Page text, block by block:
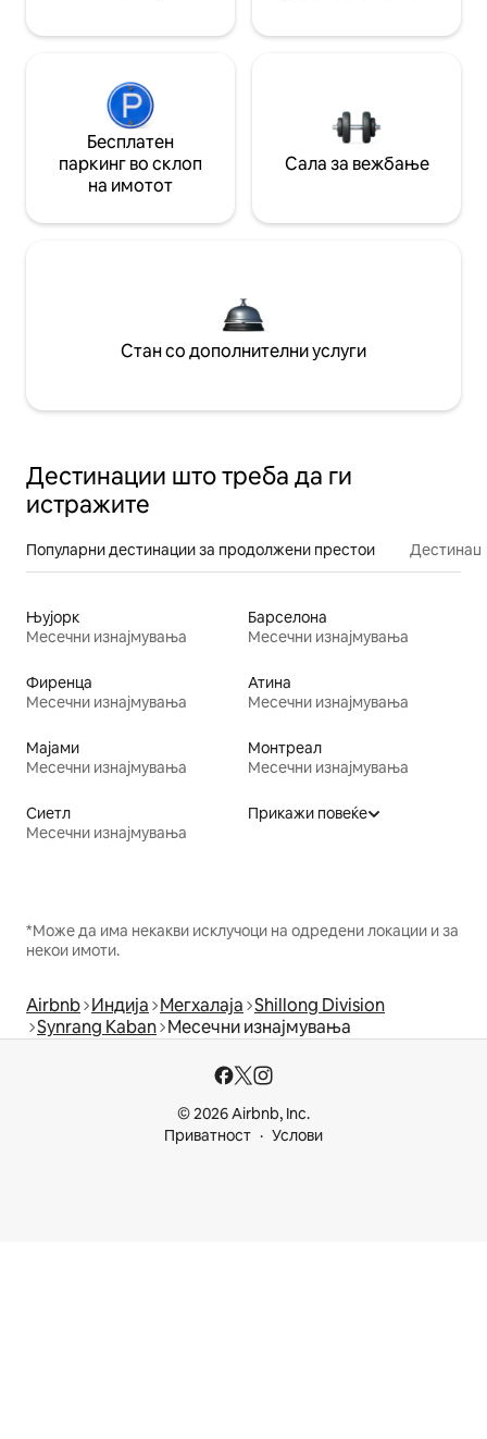
Бесплатен
паркинг во склоп
на имотот
Сала за вежбање
Стан со дополнителни услуги
Дестинации што треба да ги
истражите
Популарни дестинации за продолжени престои
Њујорк
Месечни изнајмувања
Барселона
Месечни изнајмувања
Фиренца
Месечни изнајмувања
Атина
Месечни изнајмувања
Мајами
Месечни изнајмувања
Монтреал
Месечни изнајмувања
Сиетл
Месечни изнајмувања
Прикажи повеќе
*Може да има некакви исклучоци на одредени локации и за
некои имоти.
Airbnb Индија Мегхалаја Shillong Division
Synrang Kaban Месечни изнајмувања
© 2026 Airbnb, Inc.
Приватност
Услови